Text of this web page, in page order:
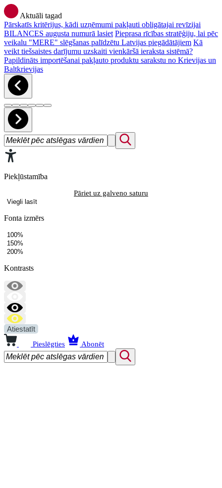
Aktuāli tagad
Pārskatīs kritērijus, kādi uzņēmumi pakļauti obligātajai revīzijai
BILANCES augusta numurā lasiet Pieprasa rīcības stratēģiju, lai pēc
veikalu "MERE" slēgšanas palīdzētu Latvijas piegādātājiem Kā
veikt tiešsaistes darījumu uzskaiti vienkāršā ieraksta sistēmā?
Papildināts importēšanai pakļauto produktu sarakstu no Krievijas un
Baltkrievijas
Piekļūstamība
Pāriet uz galveno saturu
Viegli lasīt
Fonta izmērs
100%
150%
200%
Kontrasts
Atiestatīt
Pieslēgties Abonēt